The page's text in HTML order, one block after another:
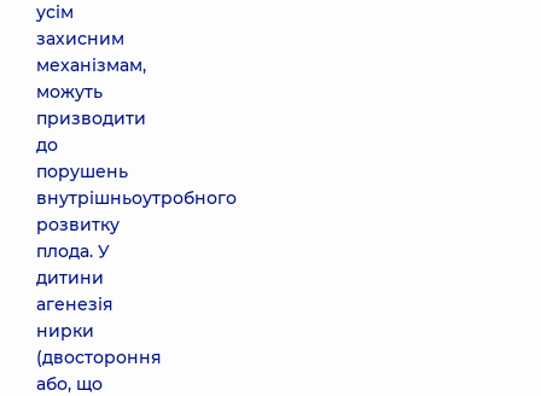
усім
захисним
механізмам,
можуть
призводити
до
порушень
внутрішньоутробного
розвитку
плода. У
дитини
агенезія
нирки
(двостороння
або, що